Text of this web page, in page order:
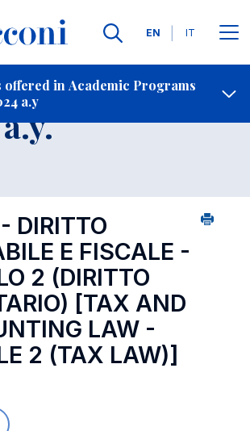
Languages
EN IT
offered in Academic Programs
a.y
Contact Us
2023-
DIRITTO
E FISCALE -
2 (DIRITTO
[TAX AND
LAW -
2 (TAX LAW)]